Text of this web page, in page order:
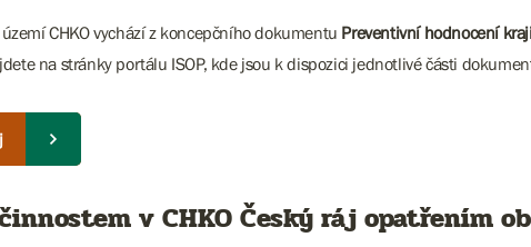
CHKO vychází z koncepčního dokumentu Preventivní hodnocení
na stránky portálu ISOP, kde jsou k dispozici jednotlivé části
v CHKO Český ráj opatřením